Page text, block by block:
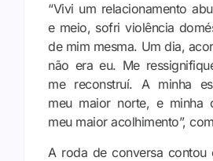
“Vivi um relacionamento
e meio, sofri violência
de mim mesma. Um dia,
não era eu. Me
me reconstruí. A minha
meu maior norte, e minha
meu maior acolhimento”,
A roda de conversa contou